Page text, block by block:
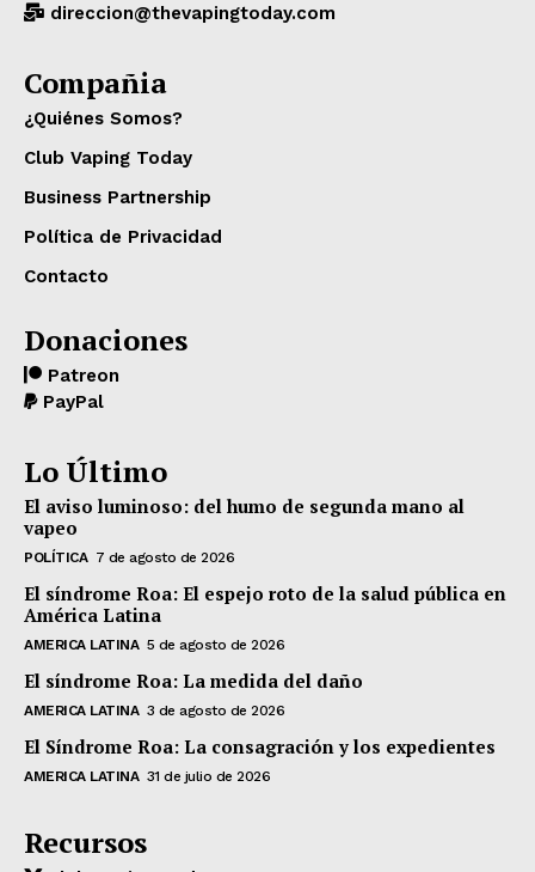
direccion@thevapingtoday.com
Compañia
¿Quiénes Somos?
Club Vaping Today
Business Partnership
Política de Privacidad
Contacto
Donaciones
Patreon
PayPal
Lo Último
El aviso luminoso: del humo de segunda mano al
vapeo
POLÍTICA 7 de agosto de 2026
El síndrome Roa: El espejo roto de la salud pública en
América Latina
AMERICA LATINA 5 de agosto de 2026
El síndrome Roa: La medida del daño
AMERICA LATINA 3 de agosto de 2026
El Síndrome Roa: La consagración y los expedientes
AMERICA LATINA 31 de julio de 2026
Recursos